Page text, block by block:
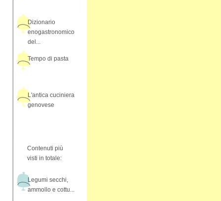
Dizionario
enogastronomico
del...
Tempo di pasta
L'antica cuciniera
genovese
Contenuti più
visti in totale:
Legumi secchi,
ammollo e cottu...